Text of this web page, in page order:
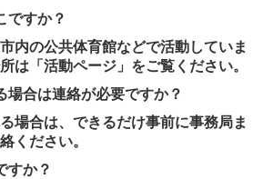
ですか？
内の公共体育館などで活動していま
は「活動ページ」をご覧ください。
場合は連絡が必要ですか？
場合は、できるだけ事前に事務局ま
ください。
すか？